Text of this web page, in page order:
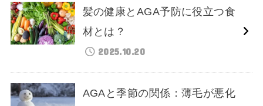
髪の健康とAGA予防に役立つ食
材とは？
2025.10.20
AGAと季節の関係：薄毛が悪化